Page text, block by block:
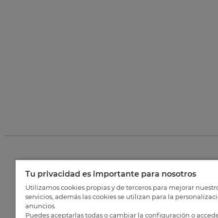
Tu privacidad es importante para nosotros
Utilizamos cookies propias y de terceros para mejorar
servicios, además las cookies se utilizan para la
anuncios.
Puedes aceptarlas todas o cambiar la configuración o